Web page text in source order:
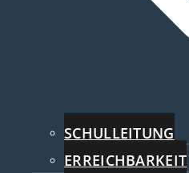
SCHULLEITUNG
ERREICHBARKEIT